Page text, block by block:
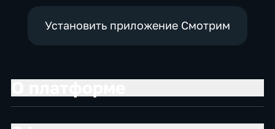
Установить приложение Смотрим